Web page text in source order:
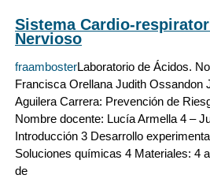
Sistema Cardio-
Nervioso
fraambosterLaboratorio de Ácidos.
Francisca Orellana Judith Ossandon
Aguilera Carrera: Prevención de
Nombre docente: Lucía Armella 4 –
Introducción 3 Desarrollo
Soluciones químicas 4 Materiales: 4
de